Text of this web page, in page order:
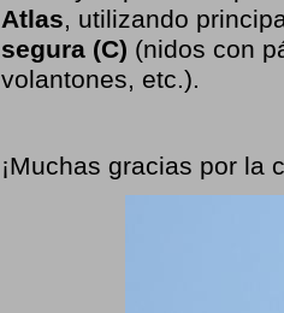
Atlas, utilizando
segura (C) (nidos con
volantones, etc.).
¡Muchas gracias por la